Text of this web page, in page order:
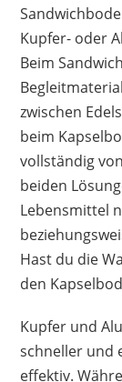
Kupfer- oder
Beim
zwischen
beim
vollständig
beiden
Lebensmittel
Hast du die
den
Kupfer und
schneller und
effektiv.